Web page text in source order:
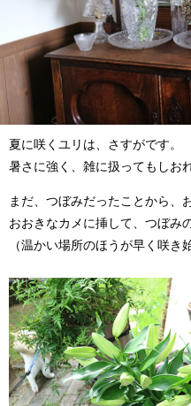
夏に咲くユリは、さすがです。
暑さに強く、雑に扱ってもしお
まだ、つぼみだったことから、
おおきなカメに挿して、つぼみ
（温かい場所のほうが早く咲き